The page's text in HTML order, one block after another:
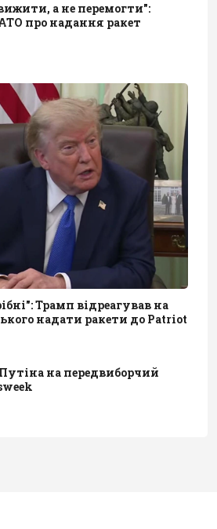
а не перемогти":
про надання ракет
Трамп відреагував на
надати ракети до Patriot
на передвиборчий